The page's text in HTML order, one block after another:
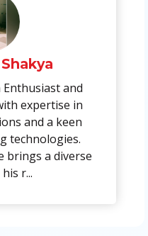
Enthusiast and
expertise in
and a keen
technologies.
brings a diverse
r...